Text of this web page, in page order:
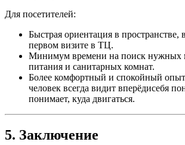
Для посетителей:
Быстрая ориентация в пространстве,
первом визите в ТЦ.
Минимум времени на поиск нужных
питания и санитарных комнат.
Более комфортный и спокойный
человек всегда видит вперёдисебя
понимает, куда двигаться.
5. Заключение